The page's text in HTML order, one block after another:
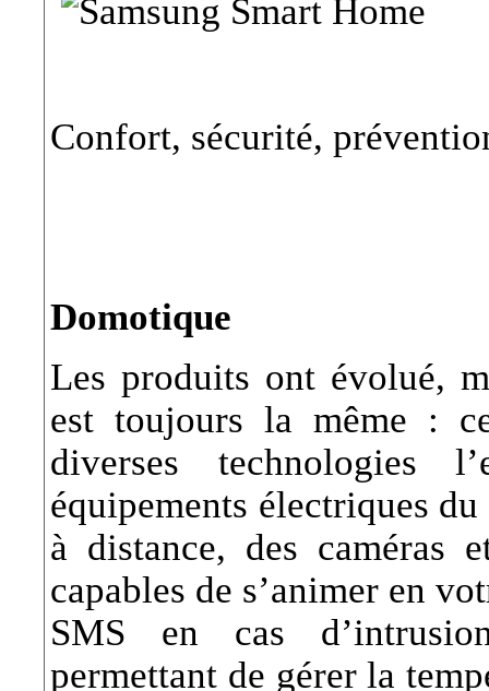
Confort, sécurité,
Domotique
Les produits ont évolué,
est toujours la même :
diverses technologies
équipements électriques
à distance, des caméras
capables de s’animer en
SMS en cas
permettant de gérer la